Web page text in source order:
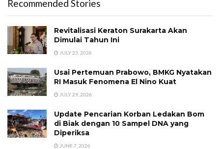
Recommended Stories
Revitalisasi Keraton Surakarta Akan
Dimulai Tahun Ini
JULY 23, 2026
Usai Pertemuan Prabowo, BMKG Nyatakan
RI Masuk Fenomena El Nino Kuat
JULY 29, 2026
Update Pencarian Korban Ledakan Bom
di Biak dengan 10 Sampel DNA yang
Diperiksa
JUNE 7, 2026